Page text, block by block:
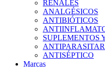
RENALES
ANALGÉSICOS
ANTIBIÓTICOS
SUPLEMENTOS
ANTISÉPTICO
Marcas